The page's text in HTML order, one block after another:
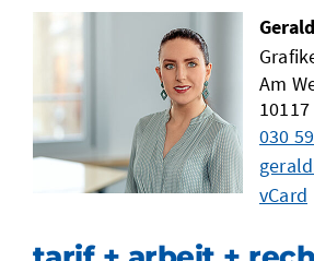
Am
10117
030
vCard